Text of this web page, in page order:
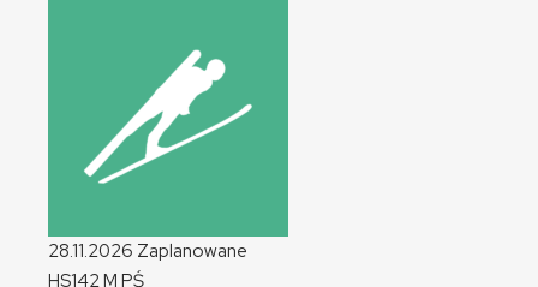
28.11.2026 Zaplanowane
HS142M PŚ